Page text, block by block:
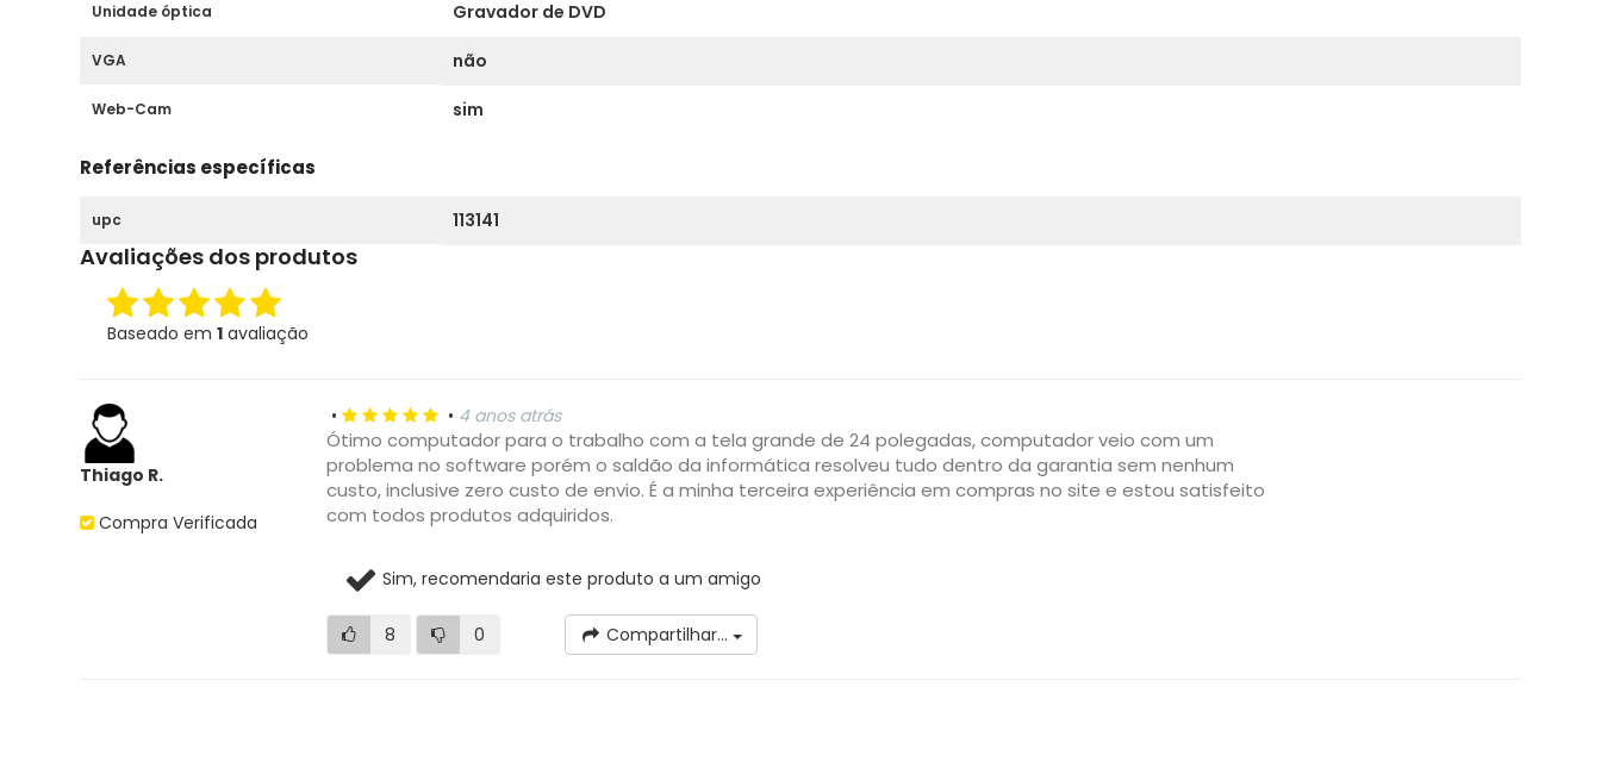
Unidade óptica Gravador de DVD
VGA não
Web-Cam sim
Referências específicas
upc 113141
Avaliações dos produtos
Baseado em 1 avaliação
Thiago R.
Compra Verificada
• • 4 anos atrás
Ótimo computador para o trabalho com a tela grande de 24 polegadas, computador veio com um
problema no software porém o saldão da informática resolveu tudo dentro da garantia sem nenhum
custo, inclusive zero custo de envio. É a minha terceira experiência em compras no site e estou satisfeito
com todos produtos adquiridos.
Sim, recomendaria este produto a um amigo
8 0 Compartilhar...